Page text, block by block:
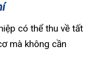
có thể thu về tất
mà không cần